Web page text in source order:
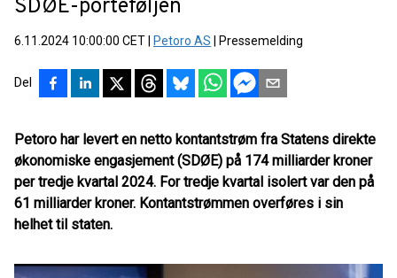
SDØE-porteføljen
6.11.2024 10:00:00 CET Petoro AS Pressemelding
Del
Petoro har levert en netto kontantstrøm fra Statens direkte
økonomiske engasjement (SDØE) på 174 milliarder kroner
per tredje kvartal 2024. For tredje kvartal isolert var den på
61 milliarder kroner. Kontantstrømmen overføres i sin
helhet til staten.